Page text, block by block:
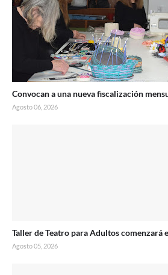
Convocan a una nueva fiscalización
Agosto 06, 2026
Taller de Teatro para Adultos
Agosto 05, 2026